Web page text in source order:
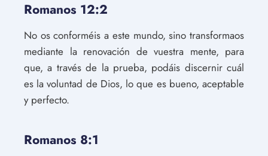
Romanos 12:2
No os conforméis a este mundo, sino transformaos
mediante la renovación de vuestra mente, para
que, a través de la prueba, podáis discernir cuál
es la voluntad de Dios, lo que es bueno, aceptable
y perfecto.
Romanos 8:1